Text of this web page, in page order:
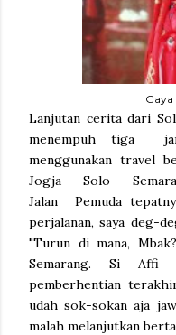
Gaya
Lanjutan cerita dari
menempuh tiga
menggunakan travel
Jogja - Solo -
Jalan Pemuda
perjalanan, saya deg-
"Turun di mana,
Semarang. Si Affi
pemberhentian
udah sok-sokan aja
malah melanjutkan